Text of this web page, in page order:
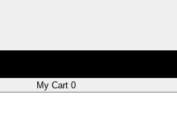
My Cart 0